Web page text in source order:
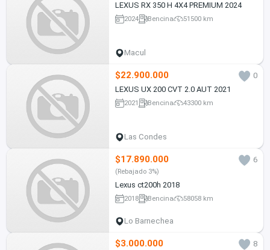
LEXUS RX 350 H 4X4 PREMIUM 2024
2024 Bencina 51500 km
Macul
$22.900.000
0
LEXUS UX 200 CVT 2.0 AUT 2021
2021 Bencina 43300 km
Las Condes
$17.890.000 6
(Rebajado 3%)
Lexus ct200h 2018
2018 Bencina 58058 km
Lo Barnechea
$3.000.000
8